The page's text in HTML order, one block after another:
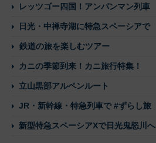
レッツゴー四国！アンパンマン列車
日光・中禅寺湖に特急スペーシアで
鉄道の旅を楽しむツアー
カニの季節到来！カニ旅行特集！
立山黒部アルペンルート
JR・新幹線・特急列車で #ずらし旅
新型特急スペーシアXで日光鬼怒川へ